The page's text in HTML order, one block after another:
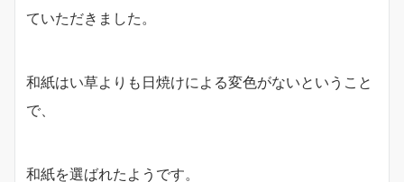
ていただきました。
和紙はい草よりも日焼けによる変色がないということ
で、
和紙を選ばれたようです。